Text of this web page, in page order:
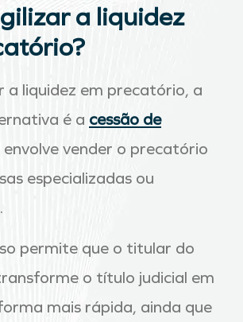
a liquidez
a liquidez em precatório, a
é a cessão de
envolve vender o precatório
especializadas ou
permite que o titular do
o título judicial em
mais rápida, ainda que